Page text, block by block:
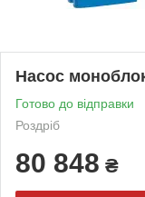
Насос
Готово до відправки
Роздріб
80 848 ₴